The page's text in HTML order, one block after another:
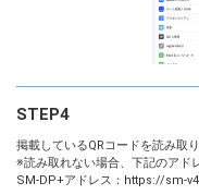
STEP4
掲載しているQRコードを読み取り
※読み取れない場合、下記のアド
SM-DP+アドレス：https://sm-